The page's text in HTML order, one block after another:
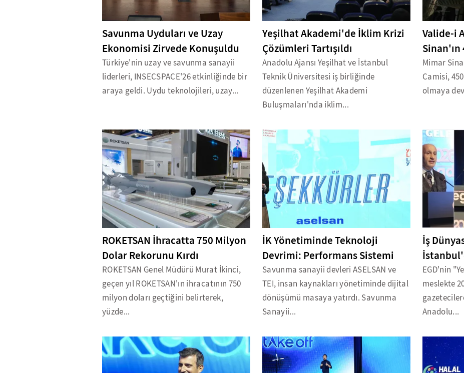
Savunma Uyduları ve Uzay
Ekonomisi Zirvede Konuşuldu
Türkiye'nin uzay ve savunma sanayii
liderleri, INSECSPACE'26 etkinliğinde bir
araya geldi. Uydu teknolojileri, uzay...
Yeşilhat Akademi'de İklim Krizi
Çözümleri Tartışıldı
Anadolu Ajansı Yeşilhat ve İstanbul
Teknik Üniversitesi iş birliğinde
düzenlenen Yeşilhat Akademi
Buluşmaları'nda iklim...
Valide-i
Sinan'ın
Mimar
Camisi,
olmaya
ROKETSAN İhracatta 750 Milyon
Dolar Rekorunu Kırdı
ROKETSAN Genel Müdürü Murat İkinci,
geçen yıl ROKETSAN'ın ihracatının 750
milyon doları geçtiğini belirterek,
yüzde...
İK Yönetiminde Teknoloji
Devrimi: Performans Sistemi
Savunma sanayii devleri ASELSAN ve
TEI, insan kaynakları yönetiminde dijital
dönüşümü masaya yatırdı. Savunma
Sanayii...
İş
EGD'nin
meslekte
Anadolu...